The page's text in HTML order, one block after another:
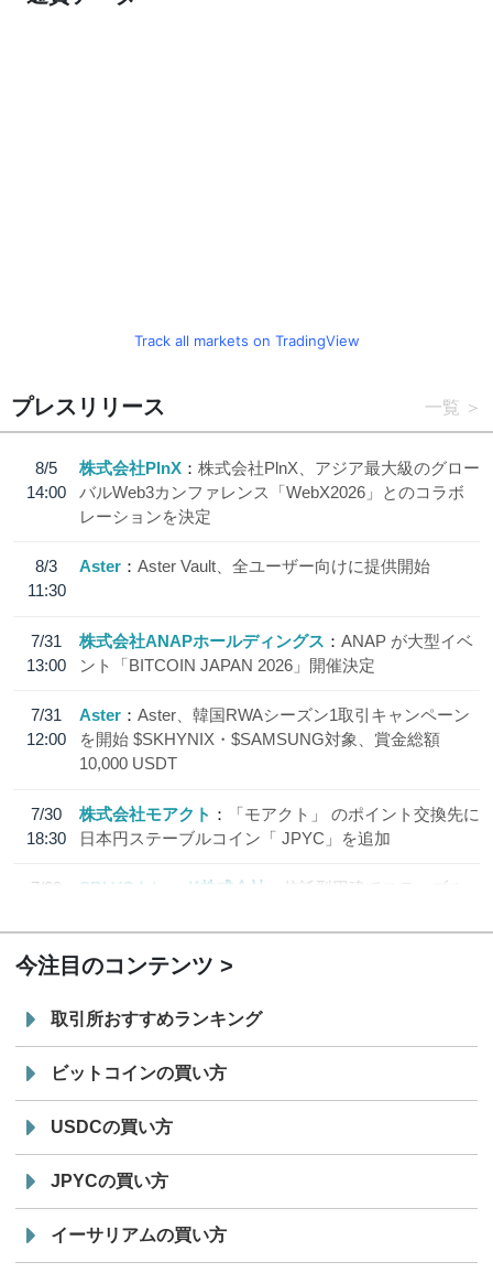
Track all markets on TradingView
プレスリリース 一覧
8/5
14:00
株式会社PlnX
株式会社PlnX、アジア最大級のグロー
バルWeb3カンファレンス「WebX2026」とのコラボ
レーションを決定
8/3
11:30
Aster Aster Vault、全ユーザー向けに提供開始
7/31
13:00
株式会社ANAPホールディングス
ANAP が大型イベ
ント「BITCOIN JAPAN 2026」開催決定
7/31
12:00
Aster
Aster、韓国RWAシーズン1取引キャンペーン
を開始 $SKHYNIX・$SAMSUNG対象、賞金総額
10,000 USDT
7/30
18:30
株式会社モアクト
「モアクト」 のポイント交換先に
日本円ステーブルコイン「 JPYC」を追加
7/29
SBI VCトレード株式会社
信託型円建てステーブル
今注目のコンテンツ
取引所おすすめランキング
ビットコインの買い方
USDCの買い方
JPYCの買い方
イーサリアムの買い方